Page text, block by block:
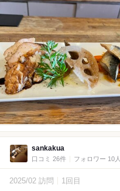
sankakua
口コミ 26件 フォロワー 10人
2025/02 訪問 1回目